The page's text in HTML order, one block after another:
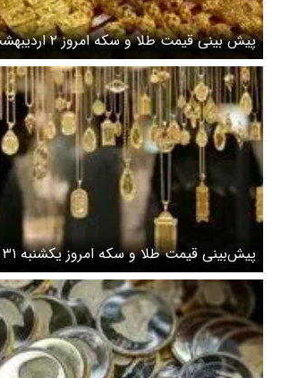
پیش بینی قیمت طلا و سکه امروز ۲ اردیبهشت + جدول
پیش‌بینی قیمت طلا و سکه امروز یکشنبه ۳۱ فروردین ۱۴۰۴